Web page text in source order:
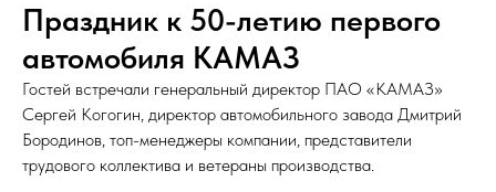
Праздник к 50-летию первого
автомобиля КАМАЗ
Гостей встречали генеральный директор ПАО «КАМАЗ»
Сергей Когогин, директор автомобильного завода Дмитрий
Бородинов, топ-менеджеры компании, представители
трудового коллектива и ветераны производства.